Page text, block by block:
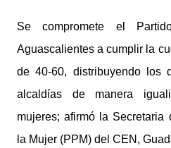
Se compromete el
Aguascalientes a cumplir la
de 40-60, distribuyendo los
alcaldías de manera
mujeres; afirmó la
la Mujer (PPM) del CEN,